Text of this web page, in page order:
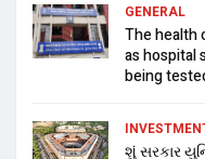
GENERAL
The health
as hospital
being
શું સરકાર